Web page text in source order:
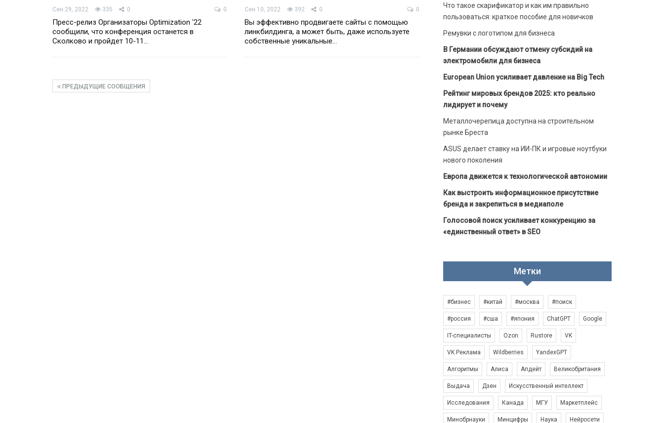
Сен 29, 2022 335 0 0
Пресс-релиз Организаторы Optimization '22
сообщили, что конференция останется в
Сколково и пройдет 10-11…
Сен 10, 2022 392 0 0
Вы эффективно продвигаете сайты с помощью
линкбилдинга, а может быть, даже используете
собственные уникальные…
ПРЕДЫДУЩИЕ СООБЩЕНИЯ
Что такое скарификатор и как им правильно
пользоваться: краткое пособие для новичков
Ремувки с логотипом для бизнеса
В Германии обсуждают отмену субсидий на
электромобили для бизнеса
European Union усиливает давление на Big Tech
Рейтинг мировых брендов 2025: кто реально
лидирует и почему
Металлочерепица доступна на строительном
рынке Бреста
ASUS делает ставку на ИИ-ПК и игровые ноутбуки
нового поколения
Европа движется к технологической автономии
Как выстроить информационное присутствие
бренда и закрепиться в медиаполе
Голосовой поиск усиливает конкуренцию за
«единственный ответ» в SEO
Метки
#бизнес #китай #москва #поиск
#россия #сша #япония ChatGPT Google
IT-специалисты Ozon Rustore VK
VK Реклама Wildberries YandexGPT
Алгоритмы Алиса Апдейт Великобритания
Выдача Дзен Искусственный интеллект
Исследования Канада МГУ Маркетплейс
Минобрнауки Минцифры Наука Нейросети